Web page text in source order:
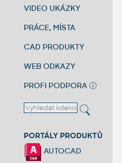
VIDEO UKÁZKY
PRÁCE, MÍSTA
CAD PRODUKTY
WEB ODKAZY
PROFI PODPORA ⓘ
PORTÁLY PRODUKTŮ
AUTOCAD